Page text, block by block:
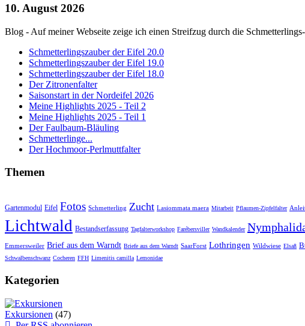
10. August 2026
Blog - Auf meiner Webseite zeige ich einen Streifzug durch die
Schmetterlingszauber der Eifel 20.0
Schmetterlingszauber der Eifel 19.0
Schmetterlingszauber der Eifel 18.0
Der Zitronenfalter
Saisonstart in der Nordeifel 2026
Meine Highlights 2025 - Teil 2
Meine Highlights 2025 - Teil 1
Der Faulbaum-Bläuling
Schmetterlinge...
Der Hochmoor-Perlmuttfalter
Themen
Gartenmodul Eifel Fotos Schmetterling Zucht Lasiommata maera Mitarbeit Pflaumen-Zipfelfalter
Lichtwald Bestandserfassung Tagfalterworkshop Farébersviller Wandkalender
Emmersweiler Brief aus dem Warndt Briefe aus dem Warndt SaarForst Lothringen Wildwiese Elsaß
Schwalbenschwanz Cocheren FFH Limenitis camilla Lemonidae
Kategorien
Exkursionen (47)